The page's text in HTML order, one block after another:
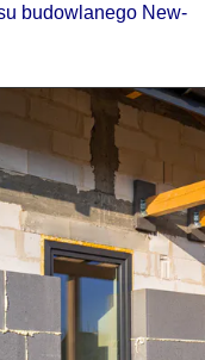
budowlanego New-